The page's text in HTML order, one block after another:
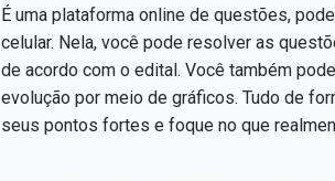
É uma plataforma online de questões,
celular. Nela, você pode resolver as
de acordo com o edital. Você também
evolução por meio de gráficos. Tudo de
seus pontos fortes e foque no que